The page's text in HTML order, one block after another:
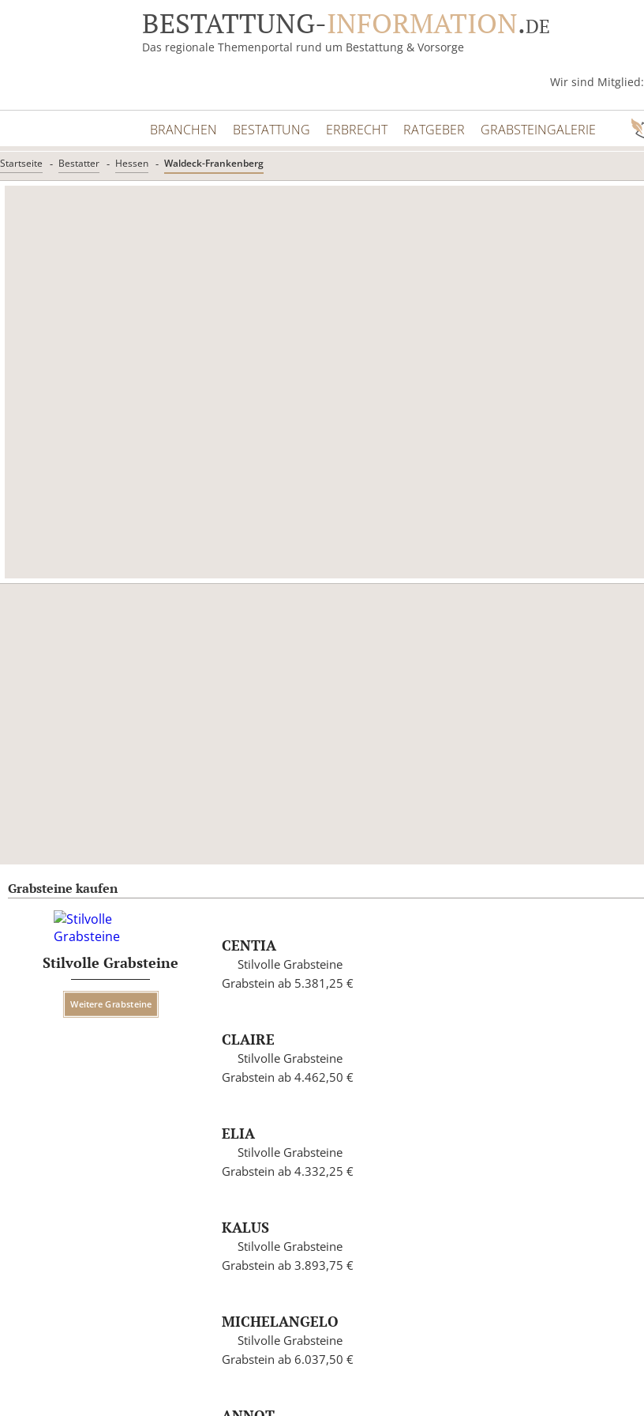
BESTATTUNG-INFORMATION.DE
Das regionale Themenportal rund um Bestattung & Vorsorge
Wir sind Mitglied:
BRANCHEN BESTATTUNG ERBRECHT RATGEBER GRABSTEINGALERIE
Startseite Bestatter Hessen Waldeck-Frankenberg
Grabsteine kaufen
Stilvolle Grabsteine
Weitere Grabsteine
CENTIA
Stilvolle Grabsteine
Grabstein ab 5.381,25 €
CLAIRE
Stilvolle Grabsteine
Grabstein ab 4.462,50 €
ELIA
Stilvolle Grabsteine
Grabstein ab 4.332,25 €
KALUS
Stilvolle Grabsteine
Grabstein ab 3.893,75 €
MICHELANGELO
Stilvolle Grabsteine
Grabstein ab 6.037,50 €